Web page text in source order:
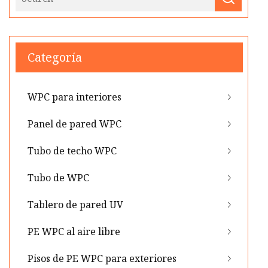
Categoría
WPC para interiores
Panel de pared WPC
Tubo de techo WPC
Tubo de WPC
Tablero de pared UV
PE WPC al aire libre
Pisos de PE WPC para exteriores